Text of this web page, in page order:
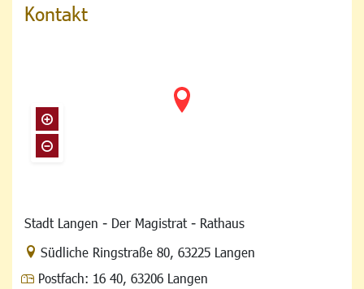
Kontakt
Stadt Langen - Der Magistrat - Rathaus
Link zur Google-Maps Navigation
Südliche Ringstraße 80, 63225 Langen
Postfach: 16 40, 63206 Langen